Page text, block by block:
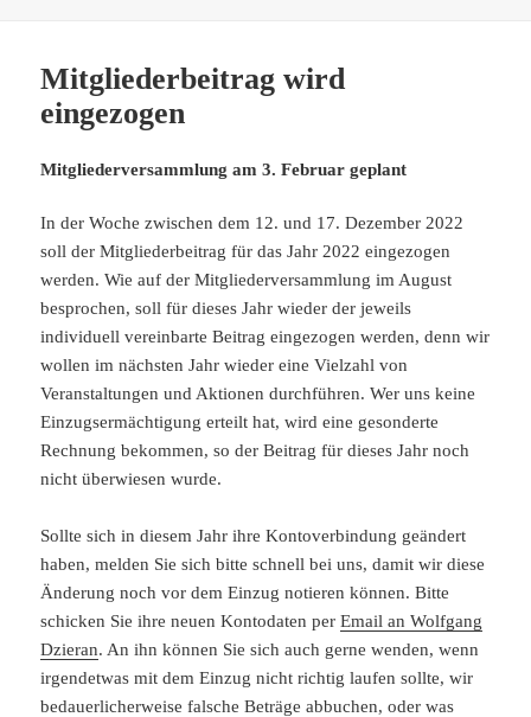
Mitgliederbeitrag wird
eingezogen
Mitgliederversammlung am 3. Februar geplant
In der Woche zwischen dem 12. und 17. Dezember 2022
soll der Mitgliederbeitrag für das Jahr 2022 eingezogen
werden. Wie auf der Mitgliederversammlung im August
besprochen, soll für dieses Jahr wieder der jeweils
individuell vereinbarte Beitrag eingezogen werden, denn wir
wollen im nächsten Jahr wieder eine Vielzahl von
Veranstaltungen und Aktionen durchführen. Wer uns keine
Einzugsermächtigung erteilt hat, wird eine gesonderte
Rechnung bekommen, so der Beitrag für dieses Jahr noch
nicht überwiesen wurde.
Sollte sich in diesem Jahr ihre Kontoverbindung geändert
haben, melden Sie sich bitte schnell bei uns, damit wir diese
Änderung noch vor dem Einzug notieren können. Bitte
schicken Sie ihre neuen Kontodaten perEmail an Wolfgang
Dzieran. An ihn können Sie sich auch gerne wenden, wenn
irgendetwas mit dem Einzug nicht richtig laufen sollte, wir
bedauerlicherweise falsche Beträge abbuchen, oder was